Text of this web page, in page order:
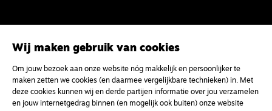
Wij maken gebruik van cookies
Om jouw bezoek aan onze website nóg makkelijk en persoonlijker te
maken zetten we cookies (en daarmee vergelijkbare technieken) in. Met
deze cookies kunnen wij en derde partijen informatie over jou verzamelen
en jouw internetgedrag binnen (en mogelijk ook buiten) onze website